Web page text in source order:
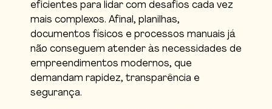
eficientes para lidar com desafios cada vez
mais complexos. Afinal, planilhas,
documentos físicos e processos manuais já
não conseguem atender às necessidades de
empreendimentos modernos, que
demandam rapidez, transparência e
segurança.